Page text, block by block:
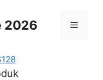
2026 Menu